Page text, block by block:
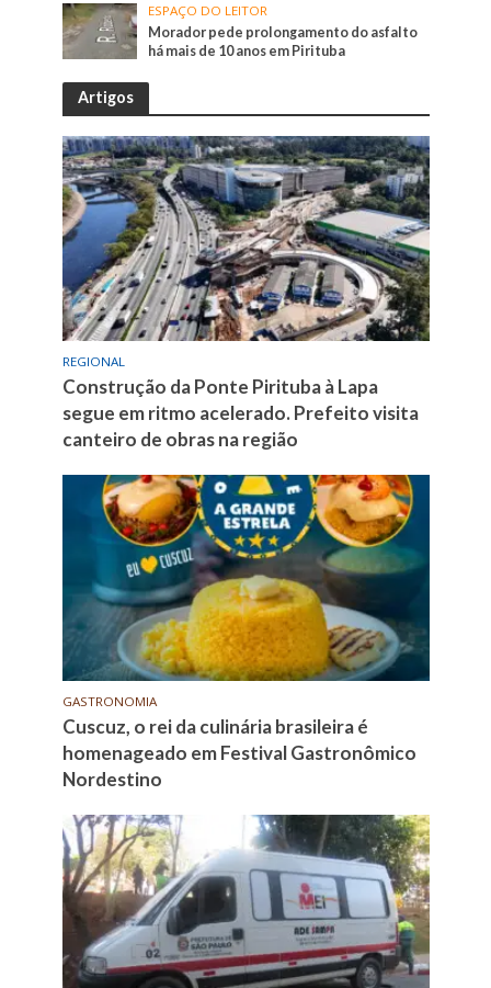
ESPAÇO DO LEITOR
Morador pede prolongamento do asfalto
há mais de 10 anos em Pirituba
Artigos
REGIONAL
Construção da Ponte Pirituba à Lapa
segue em ritmo acelerado. Prefeito visita
canteiro de obras na região
GASTRONOMIA
Cuscuz, o rei da culinária brasileira é
homenageado em Festival Gastronômico
Nordestino